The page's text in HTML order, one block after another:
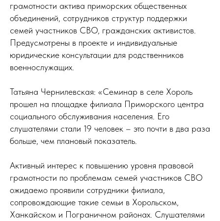
грамотности актива приморских общественных
объединений, сотрудников структур поддержки
семей участников СВО, гражданских активистов.
Предусмотрены в проекте и индивидуальные
юридические консультации для родственников
военнослужащих.
Татьяна Чернилевская: «Семинар в селе Хороль
прошел на площадке филиала Приморского центра
социального обслуживания населения. Его
слушателями стали 19 человек – это почти в два раза
больше, чем плановый показатель.
Активный интерес к повышению уровня правовой
грамотности по проблемам семей участников СВО
ожидаемо проявили сотрудники филиала,
сопровождающие такие семьи в Хорольском,
Ханкайском и Пограничном районах. Слушателями